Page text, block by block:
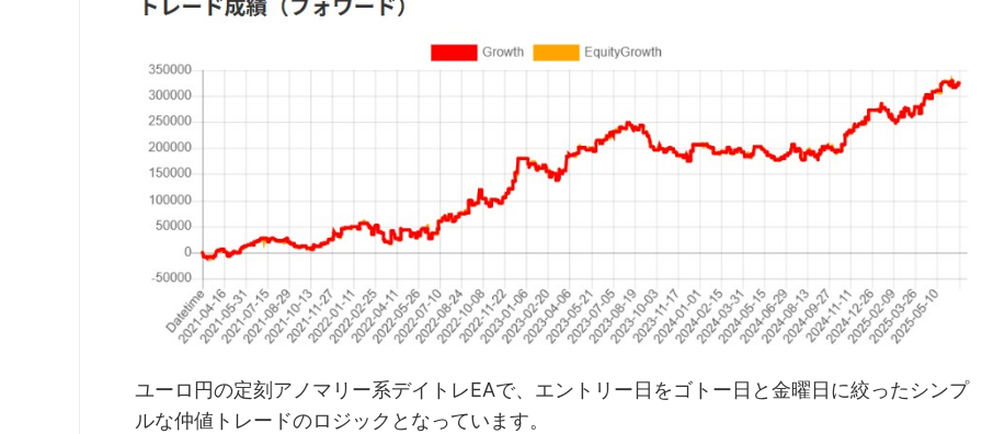
ユーロ円の定刻アノマリー系デイトレEAで、エントリー日をゴトー日と金曜日に絞ったシンプ
ルな仲値トレードのロジックとなっています。